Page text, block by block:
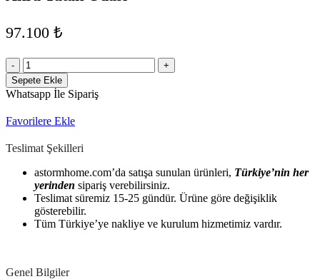
97.100 ₺
Akra
Yatak
Odası
adet
Sepete Ekle
Whatsapp İle Sipariş
Favorilere Ekle
Teslimat Şekilleri
astormhome.com’da satışa sunulan ürünleri, Türkiye’nin her
yerinden sipariş verebilirsiniz.
Teslimat süremiz 15-25 gündür. Ürüne göre değişiklik
gösterebilir.
Tüm Türkiye’ye nakliye ve kurulum hizmetimiz vardır.
Genel Bilgiler